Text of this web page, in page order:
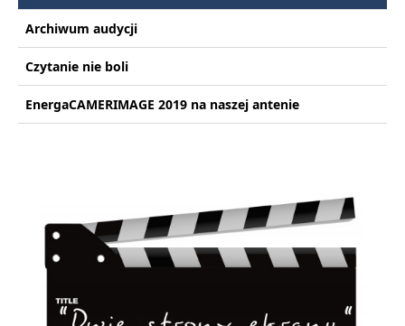
Archiwum audycji
Czytanie nie boli
EnergaCAMERIMAGE 2019 na naszej antenie